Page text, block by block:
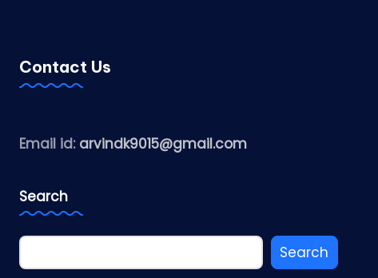
Contact Us
Email id: arvindk9015@gmail.com
Search
Search